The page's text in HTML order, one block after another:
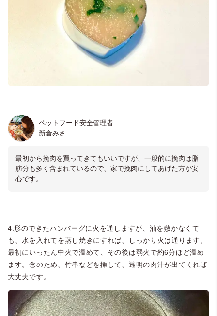
ペットフード安全管理者
新倉みさ
最初から挽肉を買ってきてもいいですが、一般的に挽肉は脂
肪分も多く含まれているので、家で挽肉にしてあげた方が安
心です。
4.形のできたハンバーグに火を通しますが、油を敷かなくて
も、水を入れてを蒸し焼きにすれば、しっかり火は通ります。
最初にいったん中火で温めて、その後は弱火で約6分ほど温め
ます。念のため、竹串などを挿して、透明の肉汁が出てくれば
大丈夫です。